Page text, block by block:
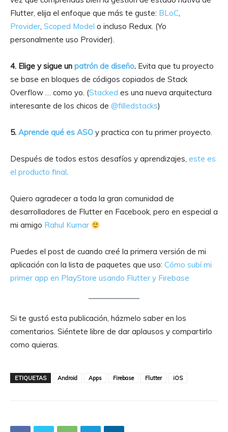
Flutter, elija el enfoque que más te guste: BLoC,
Provider, Scoped Model o incluso Redux. (Yo
personalmente uso Provider).
4. Elige y sigue un patrón de diseño. Evita que tu proyecto
se base en bloques de códigos copiados de Stack
Overflow … como yo. (Stacked es una nueva arquitectura
interesante de los chicos de @filledstacks)
5. Aprende qué es ASO y practica con tu primer proyecto.
Después de todos estos desafíos y aprendizajes, este es
el producto final.
Quiero agradecer a toda la gran comunidad de
desarrolladores de Flutter en Facebook, pero en especial a
mi amigo Rahul Kumar
Puedes el post de cuando creé la primera versión de mi
aplicación con la lista de paquetes que uso: Cómo subí mi
primer app en PlayStore usando Flutter y Firebase
Si te gustó esta publicación, házmelo saber en los
comentarios. Siéntete libre de dar aplausos y compartirlo
como quieras.
ETIQUETAS Android Apps Firebase Flutter iOS